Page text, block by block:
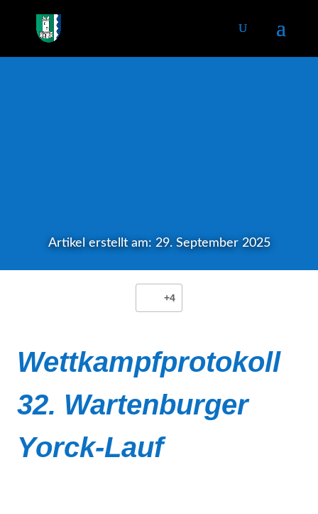
Artikel erstellt am: 29. September 2025
+4
Wettkampfprotokoll
32. Wartenburger
Yorck-Lauf